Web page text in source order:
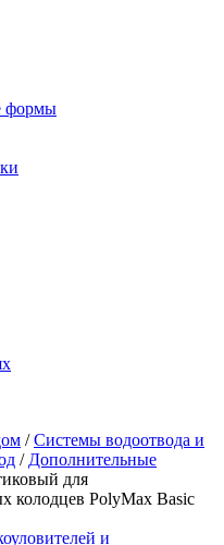
формы
/Системы водоотвода и
/ Дополнительные
для
колодцев PolyMax Basic